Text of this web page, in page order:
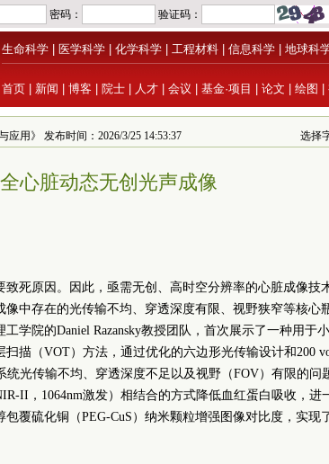
生命科学 医学科学 化学科学 工程材料 信息科学 地球科
首页 新闻 博客 院士 人才 会议 基金·项目 论文 绘图
应用》 发布时间：2026/3/25 14:53:37 选择
心脏动态无创光声成像
致死原因。因此，亟需无创、高时空分辨率的心脏成像技
中存在的光传输不均、穿透深度有限、视野狭窄等核心
学院的Daniel Razansky教授团队，首次展示了一种用于
描（VOT）方法，通过优化的六边形光传输设计和200
统光传输不均、穿透深度不足以及视野（FOV）有限的问
II，1064nm激发）相结合的方式降低血红蛋白吸收，进
覆硫化铜（PEG-CuS）纳米颗粒增强图像对比度，实现